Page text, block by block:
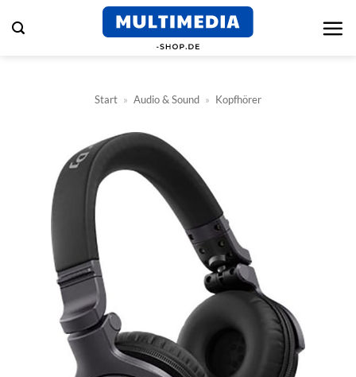
Inhalt
Start » Audio & Sound » Kopfhörer